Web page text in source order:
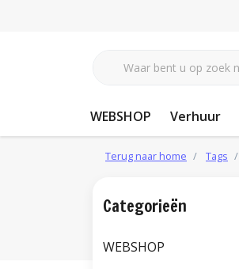
WEBSHOP Verhuur
Terug naar home Tags
Categorieën
WEBSHOP